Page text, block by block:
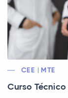
CEE | MTE
Curso